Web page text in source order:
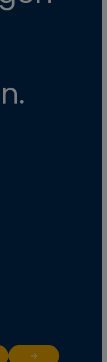
to previous slideJump to next slide